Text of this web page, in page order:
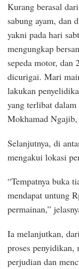
Kurang berasal
sabung ayam, dan
yakni pada hari
mengungkap
sepeda motor, dan
dicurigai. Mari
lakukan
yang terlibat
Mokhamad
Selanjutnya, di
mengakui lokasi
“Tempatnya buka
mendapat untung
permainan,”
Ia melanjutkan,
proses penyidikan,
perjudian dan